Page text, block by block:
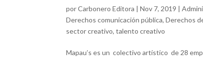
porCarbonero Editora |Nov 7, 2019 |
Derechos comunicación pública,Derechos
sector creativo,talento creativo
Mapau’s es un colectivo artístico de 28